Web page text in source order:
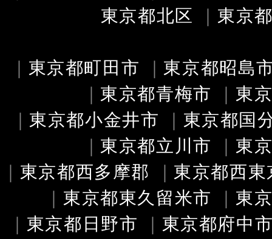
東京都北区 ｜ 東京
｜ 東京都町田市 ｜ 東京都昭島
｜ 東京都青梅市 ｜ 東
｜ 東京都小金井市 ｜ 東京都国
｜ 東京都立川市 ｜ 東
｜ 東京都西多摩郡 ｜ 東京都西東
｜ 東京都東久留米市 ｜ 東
｜ 東京都日野市 ｜ 東京都府中